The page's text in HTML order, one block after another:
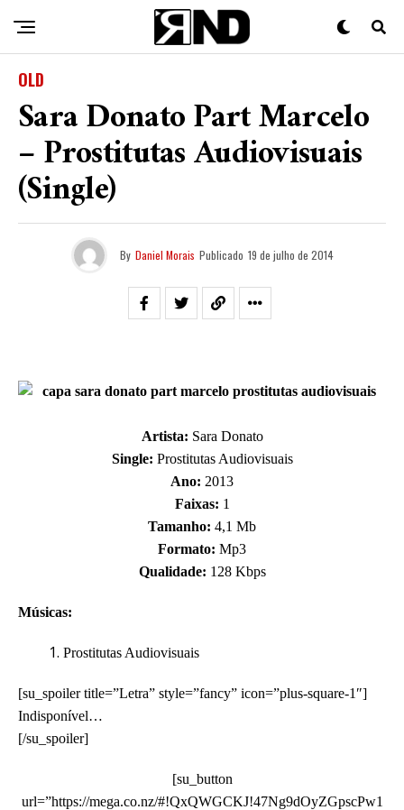
OLD
Sara Donato Part Marcelo
– Prostitutas Audiovisuais
(Single)
By Daniel Morais Publicado 19 de julho de 2014
Artista: Sara Donato
Single: Prostitutas Audiovisuais
Ano: 2013
Faixas: 1
Tamanho: 4,1 Mb
Formato: Mp3
Qualidade: 128 Kbps
Músicas:
Prostitutas Audiovisuais
[su_spoiler title=”Letra” style=”fancy” icon=”plus-square-1″]
Indisponível…
[/su_spoiler]
[su_button
url=”https://mega.co.nz/#!QxQWGCKJ!47Ng9dOyZGpscPw1